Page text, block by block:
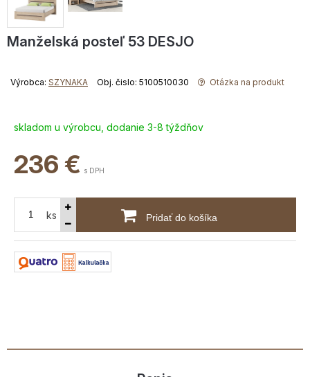
Manželská posteľ 53 DESJO
Výrobca: SZYNAKA Obj. čislo: 5100510030 Otázka na produkt
skladom u výrobcu, dodanie 3-8 týždňov
236 € s DPH
ks Pridať do košíka